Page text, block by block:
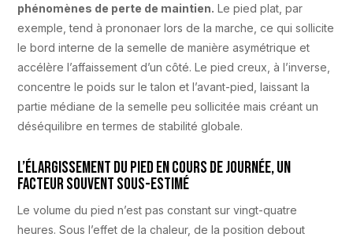
phénomènes de perte de maintien. Le pied plat, par
exemple, tend à prononaer lors de la marche, ce qui sollicite
le bord interne de la semelle de manière asymétrique et
accélère l’affaissement d’un côté. Le pied creux, à l’inverse,
concentre le poids sur le talon et l’avant-pied, laissant la
partie médiane de la semelle peu sollicitée mais créant un
déséquilibre en termes de stabilité globale.
L’élargissement du pied en cours de journée, un
facteur souvent sous-estimé
Le volume du pied n’est pas constant sur vingt-quatre
heures. Sous l’effet de la chaleur, de la position debout